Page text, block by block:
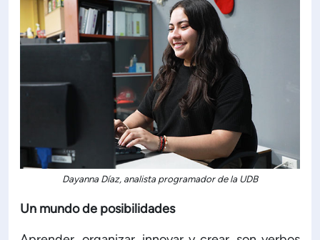
Dayanna Díaz, analista programador de la UDB
Un mundo de posibilidades